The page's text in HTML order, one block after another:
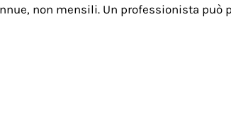
non mensili. Un professionista può